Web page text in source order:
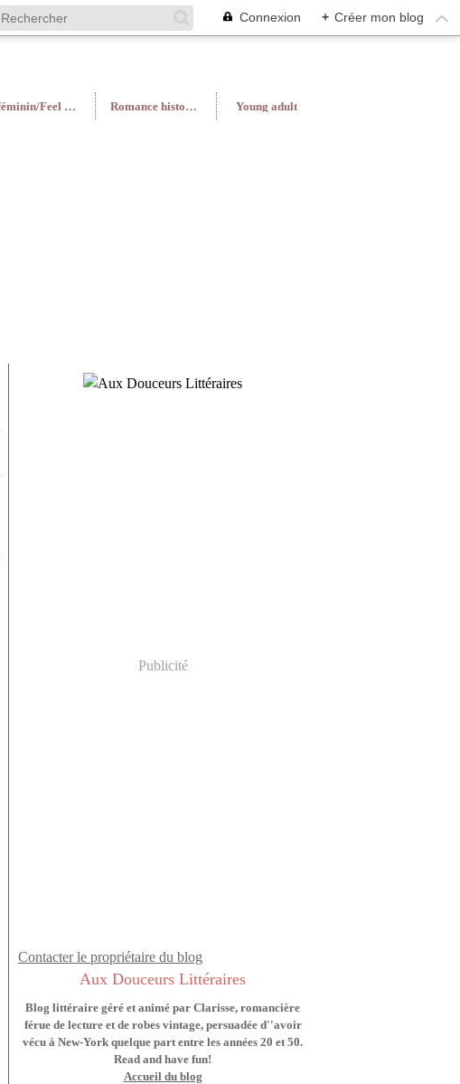
Connexion + Créer mon blog
Roman féminin/Feel Good Romance historique Young adult
Publicité
Contacter le propriétaire du blog
Aux Douceurs Littéraires
Blog littéraire géré et animé par Clarisse, romancière
férue de lecture et de robes vintage, persuadée d''avoir
vécu à New-York quelque part entre les années 20 et 50.
Read and have fun!
Accueil du blog